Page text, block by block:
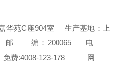
嘉华苑C座904室 生产基地：上
邮 编：200065 电
免费:4008-123-178
网